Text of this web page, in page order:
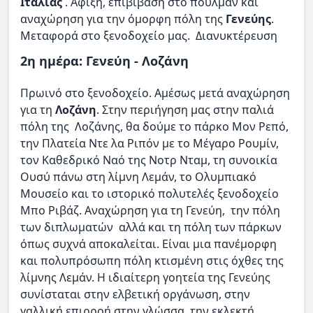
αναχώρηση για την όμορφη πόλη της Γενεύης.
Μεταφορά στο ξενοδοχείο μας. Διανυκτέρευση
2η ημέρα: Γενεύη - Λοζάνη
Πρωινό στο ξενοδοχείο. Αμέσως μετά αναχώρηση
για τη Λοζάνη. Στην περιήγηση μας στην παλιά
πόλη της Λοζάνης, θα δούμε το πάρκο Μον Ρεπό,
την Πλατεία Ντε λα Ριπόν με το Μέγαρο Ρουμίν,
τον Καθεδρικό Ναό της Νοτρ Νταμ, τη συνοικία
Ουσύ πάνω στη λίμνη Λεμάν, το Ολυμπιακό
Μουσείο και το ιστορικό πολυτελές ξενοδοχείο
Μπο Ριβάζ. Αναχώρηση για τη Γενεύη, την πόλη
των διπλωματών αλλά και τη πόλη των πάρκων
όπως συχνά αποκαλείται. Είναι μια πανέμορφη
και πολυπρόσωπη πόλη κτισμένη στις όχθες της
λίμνης Λεμάν. Η ιδιαίτερη γοητεία της Γενεύης
συνίσταται στην ελβετική οργάνωση, στην